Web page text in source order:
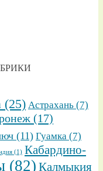
(25) Астрахань (7)
(17)
(11) Гуамка (7)
(1) Кабардино-
(82) Калмыкия